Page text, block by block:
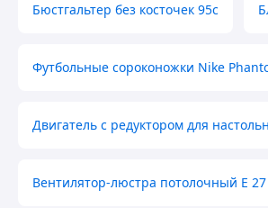
Бюстгальтер без косточек 95с
Футбольные сороконожки Nike
Двигатель с редуктором для
Вентилятор-люстра потолочный E 27